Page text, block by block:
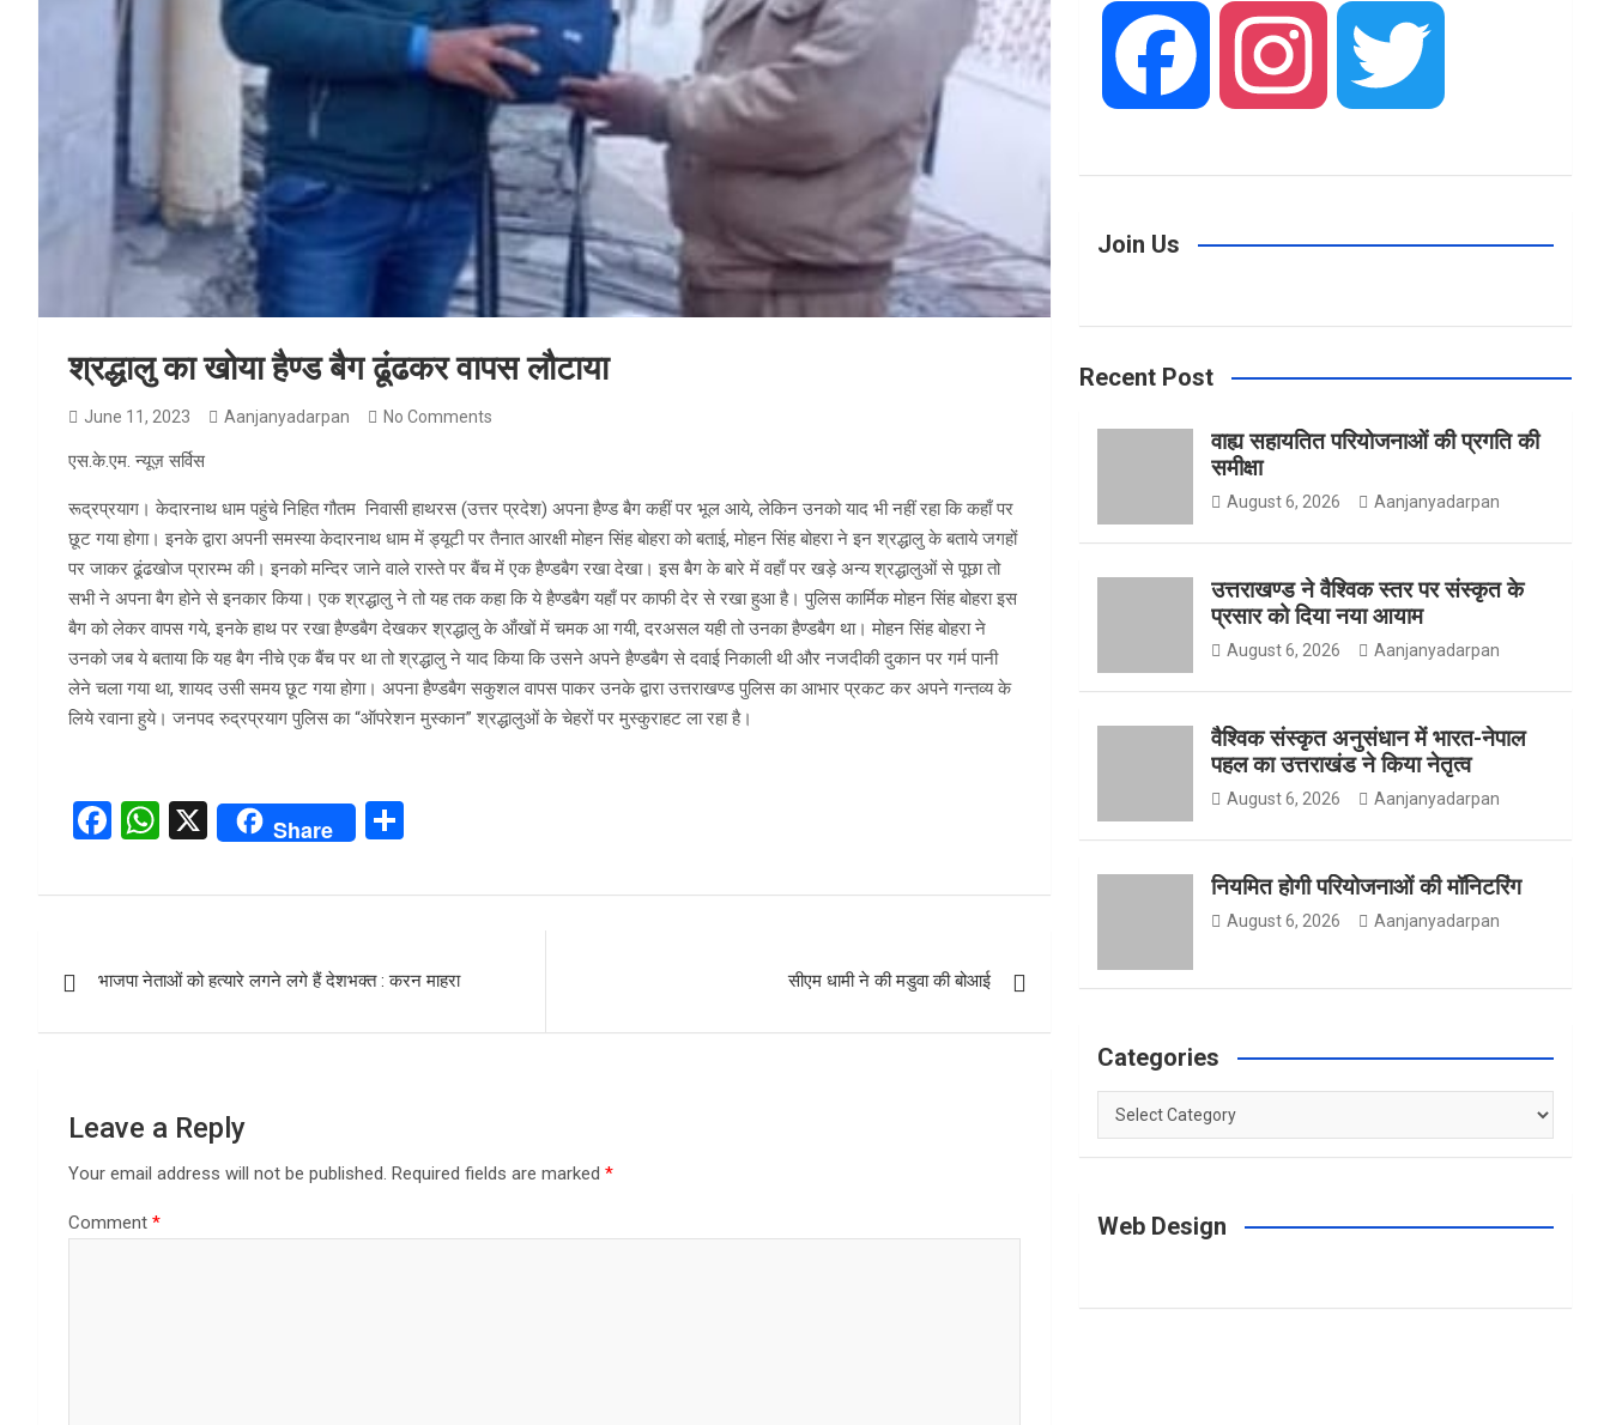
श्रद्धालु का खोया हैण्ड बैग ढूंढकर वापस लौटाया
June 11, 2023 Aanjanyadarpan No Comments
एस.के.एम. न्यूज़ सर्विस
रूद्रप्रयाग। केदारनाथ धाम पहुंचे निहित गौतम निवासी हाथरस (उत्तर प्रदेश) अपना हैण्ड बैग कहीं पर भूल आये, लेकिन उनको याद भी नहीं रहा कि कहाँ पर
छूट गया होगा। इनके द्वारा अपनी समस्या केदारनाथ धाम में ड्यूटी पर तैनात आरक्षी मोहन सिंह बोहरा को बताई, मोहन सिंह बोहरा ने इन श्रद्धालु के बताये जगहों
पर जाकर ढूंढखोज प्रारम्भ की। इनको मन्दिर जाने वाले रास्ते पर बैंच में एक हैण्डबैग रखा देखा। इस बैग के बारे में वहाँ पर खड़े अन्य श्रद्धालुओं से पूछा तो
सभी ने अपना बैग होने से इनकार किया। एक श्रद्धालु ने तो यह तक कहा कि ये हैण्डबैग यहाँ पर काफी देर से रखा हुआ है। पुलिस कार्मिक मोहन सिंह बोहरा इस
बैग को लेकर वापस गये, इनके हाथ पर रखा हैण्डबैग देखकर श्रद्धालु के ऑंखों में चमक आ गयी, दरअसल यही तो उनका हैण्डबैग था। मोहन सिंह बोहरा ने
उनको जब ये बताया कि यह बैग नीचे एक बैंच पर था तो श्रद्धालु ने याद किया कि उसने अपने हैण्डबैग से दवाई निकाली थी और नजदीकी दुकान पर गर्म पानी
लेने चला गया था, शायद उसी समय छूट गया होगा। अपना हैण्डबैग सकुशल वापस पाकर उनके द्वारा उत्तराखण्ड पुलिस का आभार प्रकट कर अपने गन्तव्य के
लिये रवाना हुये। जनपद रुद्रप्रयाग पुलिस का “ऑपरेशन मुस्कान” श्रद्धालुओं के चेहरों पर मुस्कुराहट ला रहा है।
F
ce
o
W
at
A
X Share
ar
navigation
भाजपा नेताओं को हत्यारे लगने लगे हैं देशभक्त : करन माहरा सीएम धामी ने की मडुवा की बोआई
Leave a Reply
Your email address will not be published. Required fields are marked *
Comment *
e
o
k
t
g
a
m
t
e
Join Us
Recent Post
वाह्य सहायतित परियोजनाओं की प्रगति की
समीक्षा
August 6, 2026 Aanjanyadarpan
उत्तराखण्ड ने वैश्विक स्तर पर संस्कृत के
प्रसार को दिया नया आयाम
August 6, 2026 Aanjanyadarpan
वैश्विक संस्कृत अनुसंधान में भारत-नेपाल
पहल का उत्तराखंड ने किया नेतृत्व
August 6, 2026 Aanjanyadarpan
नियमित होगी परियोजनाओं की मॉनिटरिंग
August 6, 2026 Aanjanyadarpan
Categories
Categories
Web Design